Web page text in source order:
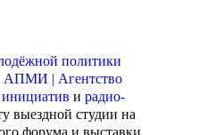
политики
АПМИ | Агентство
и радио-
выездной студии на
форума и выставки